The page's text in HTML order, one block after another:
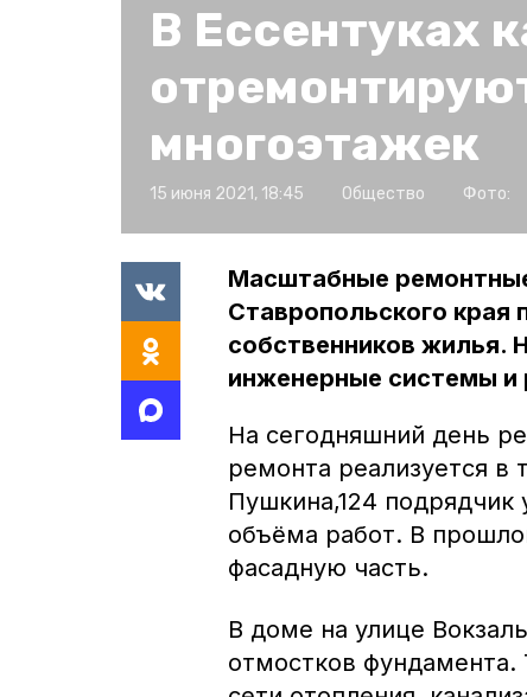
В Ессентуках
многоэтажек
15 июня 2021, 18:45 Общество Фото:
Масштабные
Ставропольского края
собственников жилья.
инженерные системы
На сегодняшний день
ремонта реализуется в
Пушкина,124
объёма работ. В
фасадную часть.
В доме на улице
отмостков